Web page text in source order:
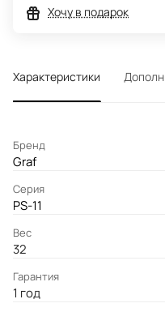
Хочу в подарок
Характеристики
Бренд
Graf
Серия
PS-11
Вес
32
Гарантия
1 год